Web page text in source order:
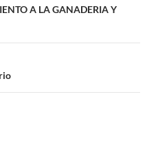
A LA GANADERIA Y